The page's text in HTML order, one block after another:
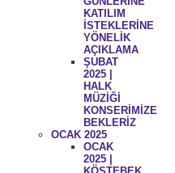
KATILIM
İSTEKLERİNE
YÖNELİK
AÇIKLAMA
ŞUBAT
2025 |
HALK
MÜZİĞİ
KONSERİMİZE
BEKLERİZ
OCAK 2025
OCAK
2025 |